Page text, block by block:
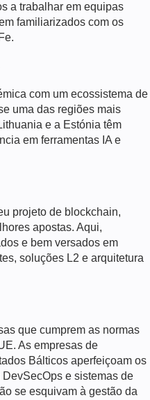
a trabalhar em equipas
familiarizados com os
com um ecossistema de
uma das regiões mais
e a Estónia têm
em ferramentas IA e
projeto de blockchain,
apostas. Aqui,
e bem versados em
soluções L2 e arquitetura
que cumprem as normas
As empresas de
Bálticos aperfeiçoam os
e sistemas de
se esquivam à gestão da